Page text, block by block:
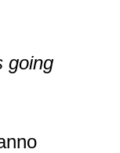
going